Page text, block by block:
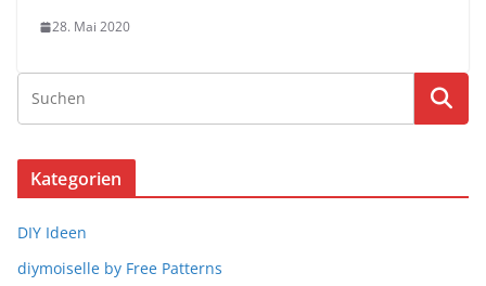
28. Mai 2020
Kategorien
DIY Ideen
diymoiselle by Free Patterns